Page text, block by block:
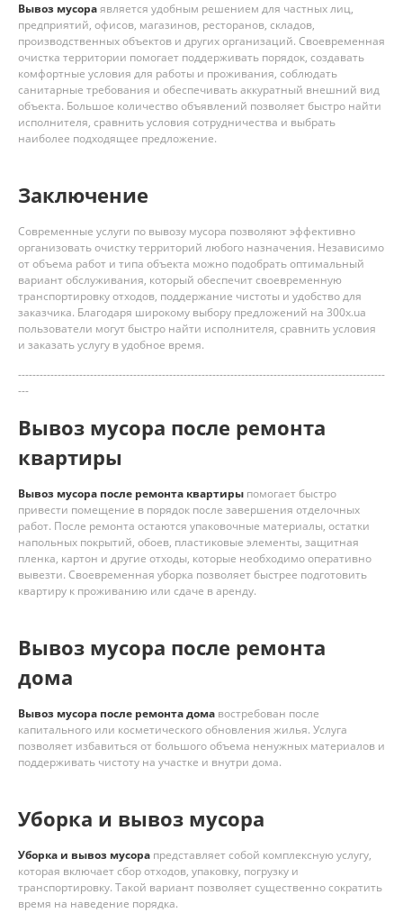
Вывоз мусораявляется удобным решением для частных лиц,
предприятий, офисов, магазинов, ресторанов, складов,
производственных объектов и других организаций. Своевременная
очистка территории помогает поддерживать порядок, создавать
комфортные условия для работы и проживания, соблюдать
санитарные требования и обеспечивать аккуратный внешний вид
объекта. Большое количество объявлений позволяет быстро найти
исполнителя, сравнить условия сотрудничества и выбрать
наиболее подходящее предложение.
Заключение
Современные услуги по вывозу мусора позволяют эффективно
организовать очистку территорий любого назначения. Независимо
от объема работ и типа объекта можно подобрать оптимальный
вариант обслуживания, который обеспечит своевременную
транспортировку отходов, поддержание чистоты и удобство для
заказчика. Благодаря широкому выбору предложений на 300x.ua
пользователи могут быстро найти исполнителя, сравнить условия
и заказать услугу в удобное время.
------------------------------------------------------------------------------------------------------
---
Вывоз мусора после ремонта
квартиры
Вывоз мусора после ремонта квартиры помогает быстро
привести помещение в порядок после завершения отделочных
работ. После ремонта остаются упаковочные материалы, остатки
напольных покрытий, обоев, пластиковые элементы, защитная
пленка, картон и другие отходы, которые необходимо оперативно
вывезти. Своевременная уборка позволяет быстрее подготовить
квартиру к проживанию или сдаче в аренду.
Вывоз мусора после ремонта
дома
Вывоз мусора после ремонта дома востребован после
капитального или косметического обновления жилья. Услуга
позволяет избавиться от большого объема ненужных материалов и
поддерживать чистоту на участке и внутри дома.
Уборка и вывоз мусора
Уборка и вывоз мусора представляет собой комплексную услугу,
которая включает сбор отходов, упаковку, погрузку и
транспортировку. Такой вариант позволяет существенно сократить
время на наведение порядка.